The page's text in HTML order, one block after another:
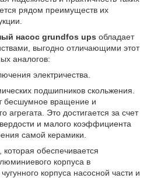
рядом преимуществ их
насос grundfos ups обладает
выгодно отличающими этот
аналогов:
электричества.
подшипников скольжения.
бесшумное вращение и
агрегата. Это достигается за счет
и малого коэффициента
самой керамики.
которая обеспечивается
корпуса в
корпуса насосной части и